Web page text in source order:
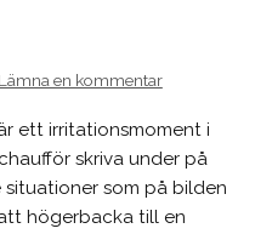
Lämna en kommentar
ett irritationsmoment i
skriva under på
som på bilden
högerbacka till en